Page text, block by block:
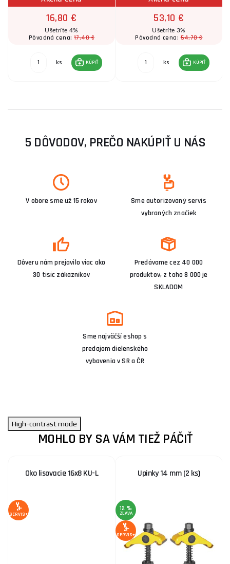
16,80 €
Ušetríte 4%
Pôvodná cena:17,40 €
ks KÚPIŤ
53,10 €
Ušetríte 3%
Pôvodná cena:54,70 €
ks KÚPIŤ
5 DÔVODOV, PREČO NAKÚPIŤ U NÁS
V obore sme už 15 rokov
Sme autorizovaný servis
vybraných značiek
Dôveru nám prejavilo viac ako
30 tisíc zákazníkov
Predávame cez 40 000
produktov, z toho 8 000 je
SKLADOM
Sme najväčší eshop s
predajom dielenského
vybavenia v SR a ČR
High-contrast mode
MOHLO BY SA VÁM TIEŽ PÁČIŤ
Oko lisovacie 16x8 KU-L
SERVIS+
Upinky 14 mm (2 ks)
12 %
ZĽAVA
SERVIS+